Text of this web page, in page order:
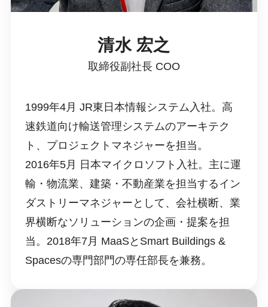
清水 宏之
取締役副社長 COO
1999年4月 JR東日本情報システム入社。高
速鉄道向け輸送管理システムのアーキテク
ト、プロジェクトマネジャーを担当。
2016年5月 日本マイクロソフト入社。主に運
輸・物流業、建築・不動産業を担当するイン
ダストリーマネジャーとして、会社横断、業
界横断なソリューションの企画・提案を担
当。2018年7月 MaaSとSmart Buildings &
Spacesの専門部門の専任部長を兼務。